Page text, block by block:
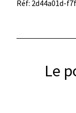
Réf: 2d44a01d-
Le